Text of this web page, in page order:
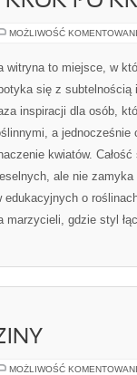
MOŻLIWOŚĆ
witryna to miejsce, w
się z subtelnością
inspiracji dla osób,
a jednocześnie
kwiatów.
ale nie zamyka
o
marzycieli, gdzie styl
MOŻLIWOŚĆ